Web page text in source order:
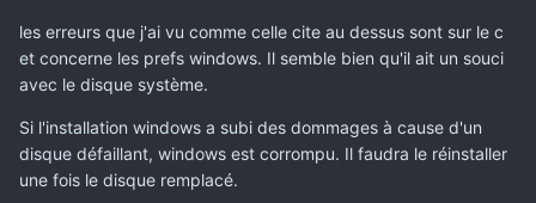
les erreurs que j'ai vu comme celle cite au dessus sont sur le c
et concerne les prefs windows. Il semble bien qu'il ait un souci
avec le disque système.
Si l'installation windows a subi des dommages à cause d'un
disque défaillant, windows est corrompu. Il faudra le réinstaller
une fois le disque remplacé.